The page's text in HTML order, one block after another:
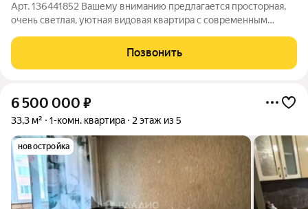
Арт. 136441852 Вашему вниманию предлагается просторная,
очень светлая, уютная видовая квартира с современным
ЖК «Самолет». ВИД ИЗ ОКНА НА ОЗЕРО ЧЕРНОЕ И
ПЕШЕХОДНЫЙ МОСТ! ОГРОМНАЯ 5М ЛОДЖИЯ С
Позвонить
6 500 000 ₽
33,3 м² 1-комн. квартира 2 этаж из 5
новостройка